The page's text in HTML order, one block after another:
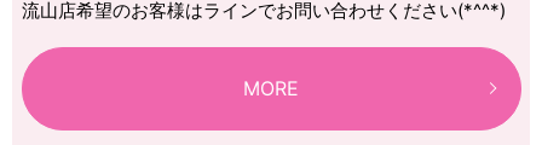
流山店希望のお客様はラインでお問い合わせください(*^^*)
MORE